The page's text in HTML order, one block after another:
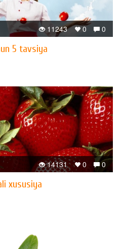
0
0
11243
5 tavsiya
0
0
14131
xususiya